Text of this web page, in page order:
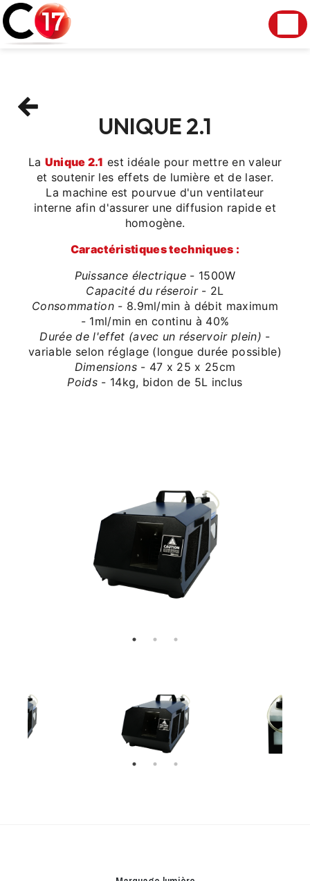
UNIQUE 2.1
La Unique 2.1 est idéale pour mettre en valeur
et soutenir les effets de lumière et de laser.
La machine est pourvue d'un ventilateur
interne afin d'assurer une diffusion rapide et
homogène.
Caractéristiques techniques :
Puissance électrique- 1500W
Capacité du réseroir- 2L
Consommation- 8.9ml/min à débit maximum
- 1ml/min en continu à 40%
Durée de l'effet (avec un réservoir plein) -
variable selon réglage (longue durée possible)
Dimensions- 47 x 25 x 25cm
Poids- 14kg, bidon de 5L inclus
Panneau de gestion des cookies